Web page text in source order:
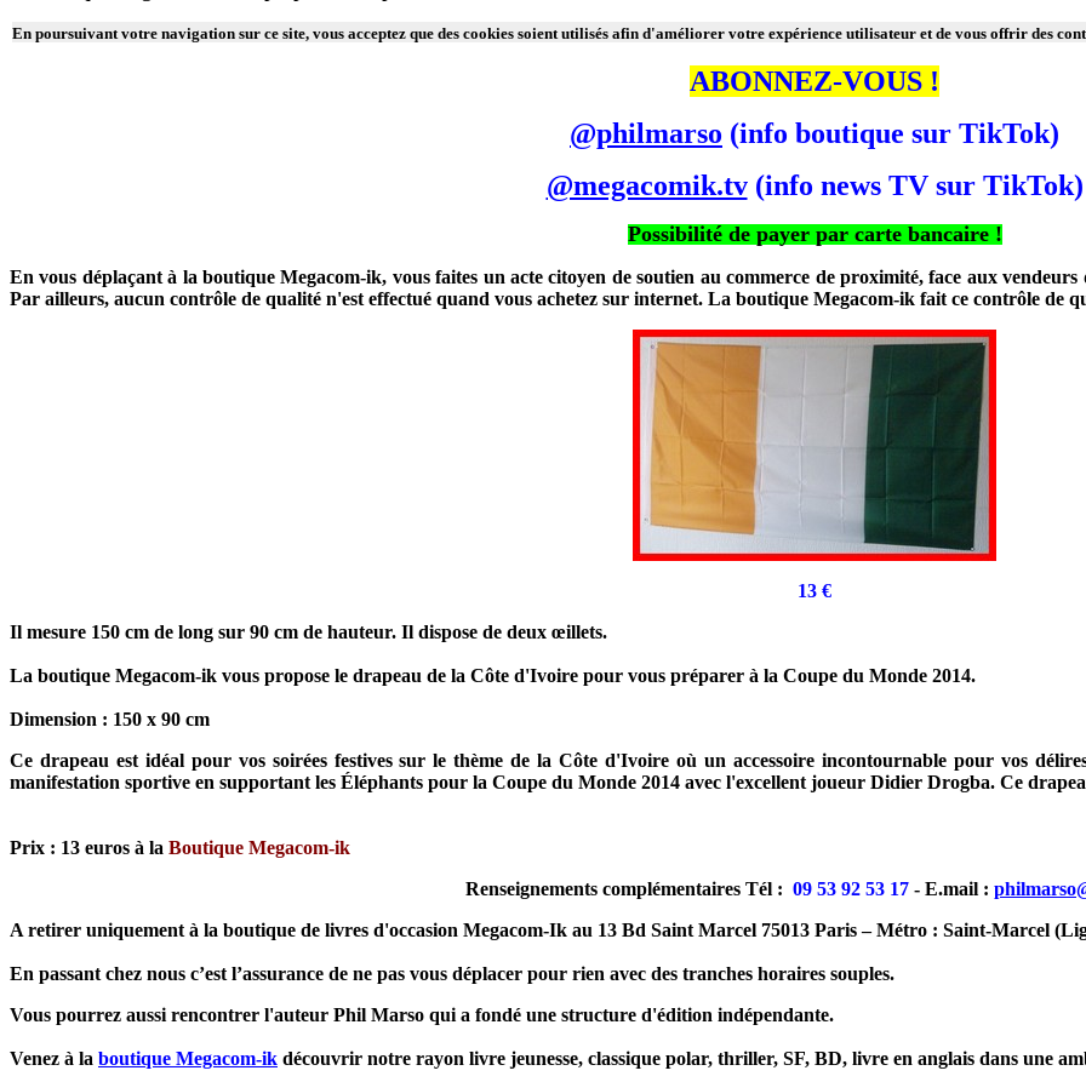
En poursuivant votre navigation sur ce site, vous acceptez que des cookies soient utilisés afin d'améliorer votre expérience utilisateur et de vous offrir des
ABONNEZ-VOUS !
@philmarso (info boutique sur TikTok)
@megacomik.tv(info news TV sur TikTok)
Possibilité de payer par carte bancaire !
En vous déplaçant à la boutique Megacom-ik, vous faites un acte citoyen de soutien au commerce de proximité, face aux
Par ailleurs, aucun contrôle de qualité n'est effectué quand vous achetez sur internet. La boutique Megacom-ik fait ce contrôle de
13 €
Il mesure 150 cm de long sur 90 cm de hauteur. Il dispose de deux œillets.
La boutique Megacom-ik vous propose le drapeau de la Côte d'Ivoire pour vous préparer à la Coupe du Monde 2014.
Dimension : 150 x 90 cm
Ce drapeau est idéal pour vos soirées festives sur le thème de la Côte d'Ivoire où un accessoire incontournable pour vos
manifestation sportive en supportant les Éléphants pour la Coupe du Monde 2014 avec l'excellent joueur Didier Drogba. Ce
Prix : 13 euros à la Boutique Megacom-ik
Renseignements complémentaires Tél : 09 53 92 53 17 - E.mail :
A retirer uniquement à la boutique de livres d'occasion Megacom-Ik au 13 Bd Saint Marcel 75013 Paris – Métro : Saint-Marcel
En passant chez nous c’est l’assurance de ne pas vous déplacer pour rien avec des tranches horaires souples.
Vous pourrez aussi rencontrer l'auteur Phil Marso qui a fondé une structure d'édition indépendante.
Venez à la boutique Megacom-ik découvrir notre rayon livre jeunesse, classique polar, thriller, SF, BD, livre en anglais dans une